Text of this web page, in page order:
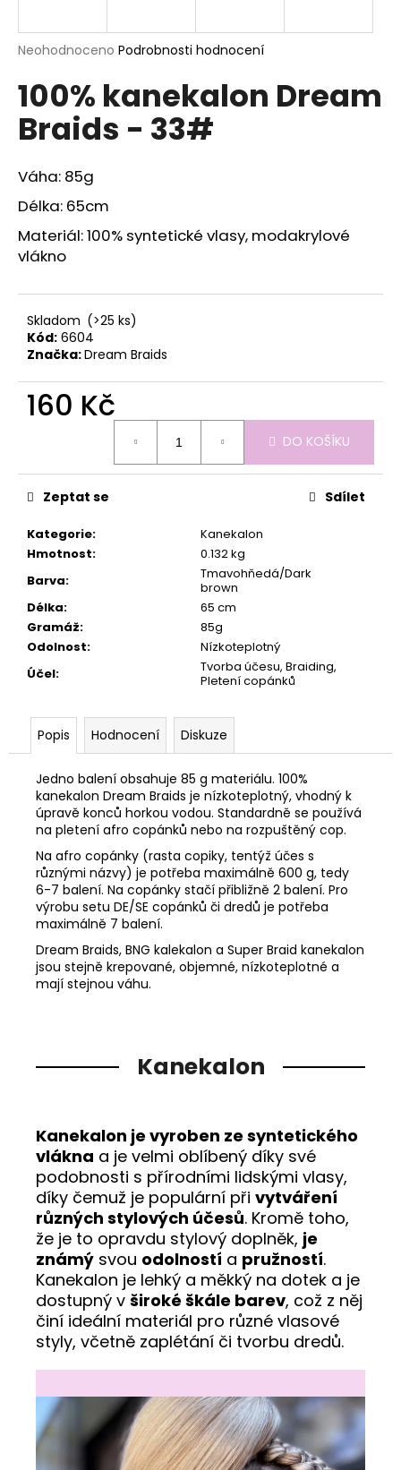
Průměrné
produktu
0,0
hvězdiček.
Neohodnoceno Podrobnosti hodnocení
100% kanekalon Dream
Braids - 33#
Váha: 85g
Délka: 65cm
Materiál: 100% syntetické vlasy, modakrylové
vlákno
Skladom (>25 ks)
Kód: 6604
Značka:Dream Braids
160 Kč
DO KOŠÍKU
Kategorie:
Kanekalon
Hmotnost:
0.132 kg
Barva:
Tmavohňedá/Dark
brown
Délka:
65 cm
Gramáž:
85g
Odolnost:
Nízkoteplotný
Účel:
Tvorba účesu, Braiding,
Pletení copánků
Zeptat se Sdílet
Popis Hodnocení Diskuze
Jedno balení obsahuje 85 g materiálu. 100%
kanekalon Dream Braids je nízkoteplotný, vhodný k
úpravě konců horkou vodou. Standardně se používá
na pletení afro copánků nebo na rozpuštěný cop.
Na afro copánky (rasta copiky, tentýž účes s
různými názvy) je potřeba maximálně 600 g, tedy
6-7 balení. Na copánky stačí přibližně 2 balení. Pro
výrobu setu DE/SE copánků či dredů je potřeba
maximálně 7 balení.
Dream Braids, BNG kalekalon a Super Braid kanekalon
jsou stejně krepované, objemné, nízkoteplotné a
mají stejnou váhu.
Kanekalon
Kanekalon je vyroben ze syntetického
vlákna a je velmi oblíbený díky své
podobnosti s přírodními lidskými vlasy,
díky čemuž je populární při vytváření
různých stylových účesů. Kromě toho,
že je to opravdu stylový doplněk, je
známý svou odolností a pružností.
Kanekalon je lehký a měkký na dotek a je
dostupný v široké škále barev, což z něj
činí ideální materiál pro různé vlasové
styly, včetně zaplétání či tvorbu dredů.
j
t
?
p
o
u
č
m
e